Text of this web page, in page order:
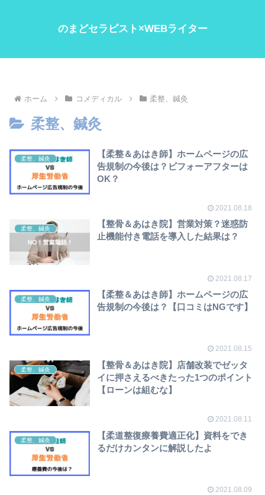
のまどセラピスト×WEBライター
ホーム コメディカル 柔整、鍼灸
柔整、鍼灸
柔整、鍼灸
【柔整＆あはき師】ホームページの広
告規制の今後は？ビフォーアフターは
OK？
2021.08.18
柔整、鍼灸
【整骨＆あはき院】営業対策？迷惑防
止機能付き電話を導入した結果は？
2021.08.17
柔整、鍼灸
【柔整＆あはき師】ホームページの広
告規制の今後は？【口コミはNGです】
2021.08.15
柔整、鍼灸
【整骨＆あはき院】店舗改装でゼッタ
イに押さえるべきたった1つのポイント
【ローンは組むな】
2021.08.11
柔整、鍼灸
【柔道整復療養費適正化】資料をでき
るだけカンタンに解説したよ
2021.08.09